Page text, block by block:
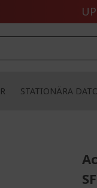
STATIONÄRA